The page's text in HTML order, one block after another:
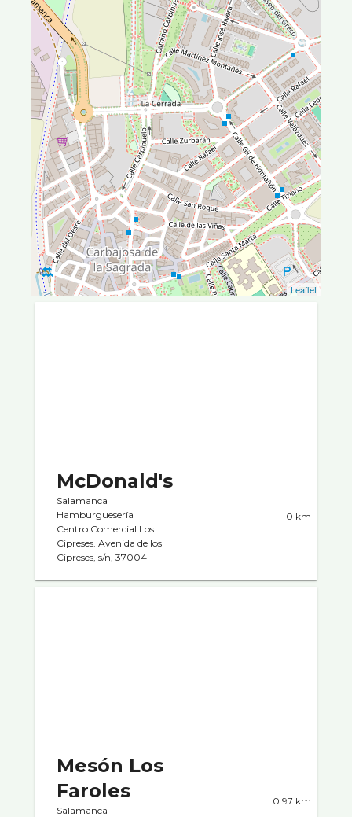
Leaflet
McDonald's
Salamanca
Hamburgueserí­a
Centro Comercial Los
Cipreses. Avenida de los
Cipreses, s/n, 37004
0 km
Mesón Los
Faroles
Salamanca
0.97 km